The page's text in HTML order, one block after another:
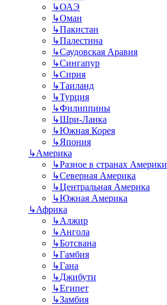
↳ОАЭ
↳Оман
↳Пакистан
↳Палестина
↳Саудовская Аравия
↳Сингапур
↳Сирия
↳Таиланд
↳Турция
↳Филиппины
↳Шри-Ланка
↳Южная Корея
↳Япония
↳Америка
↳Разное в странах Америки
↳Северная Америка
↳Центральная Америка
↳Южная Америка
↳Африка
↳Алжир
↳Ангола
↳Ботсвана
↳Гамбия
↳Гана
↳Джибути
↳Египет
↳Замбия